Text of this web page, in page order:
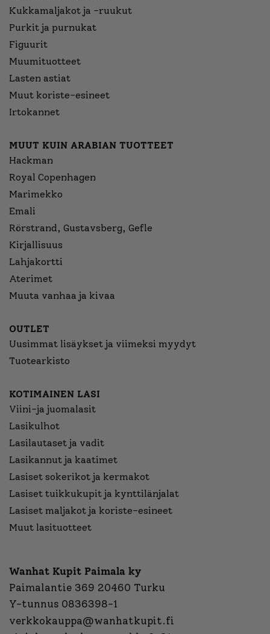
Kukkamaljakot ja -ruukut
Purkit ja purnukat
Figuurit
Muumituotteet
Lasten astiat
Muut koriste-esineet
Irtokannet
MUUT KUIN ARABIAN TUOTTEET
Hackman
Royal Copenhagen
Marimekko
Emali
Rörstrand, Gustavsberg, Gefle
Kirjallisuus
Lahjakortti
Aterimet
Muuta vanhaa ja kivaa
OUTLET
Uusimmat lisäykset ja viimeksi myydyt
Tuotearkisto
KOTIMAINEN LASI
Viini-ja juomalasit
Lasikulhot
Lasilautaset ja vadit
Lasikannut ja kaatimet
Lasiset sokerikot ja kermakot
Lasiset tuikkukupit ja kynttilänjalat
Lasiset maljakot ja koriste-esineet
Muut lasituotteet
Wanhat Kupit Paimala ky
Paimalantie 369 20460 Turku
Y-tunnus 0836398-1
verkkokauppa@wanhatkupit.fi